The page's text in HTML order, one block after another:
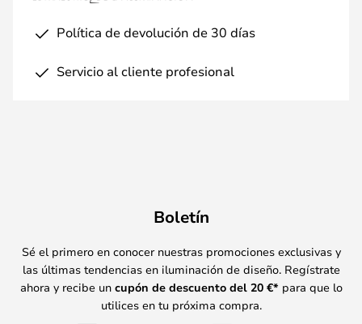
Política de devolución de 30 días
Servicio al cliente profesional
Boletín
Sé el primero en conocer nuestras promociones exclusivas y
las últimas tendencias en iluminación de diseño. Regístrate
ahora y recibe un cupón de descuento del 20 €* para que lo
utilices en tu próxima compra.